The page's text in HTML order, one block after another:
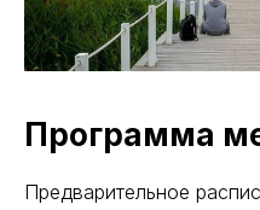
Программа
Предварительное